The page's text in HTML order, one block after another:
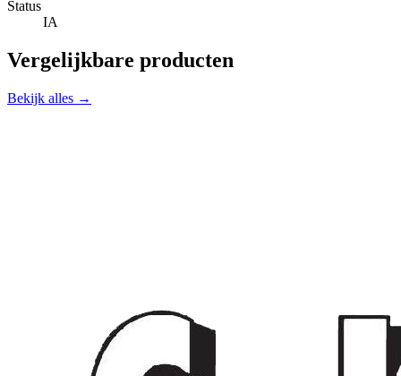
Status
IA
Vergelijkbare producten
Bekijk alles →